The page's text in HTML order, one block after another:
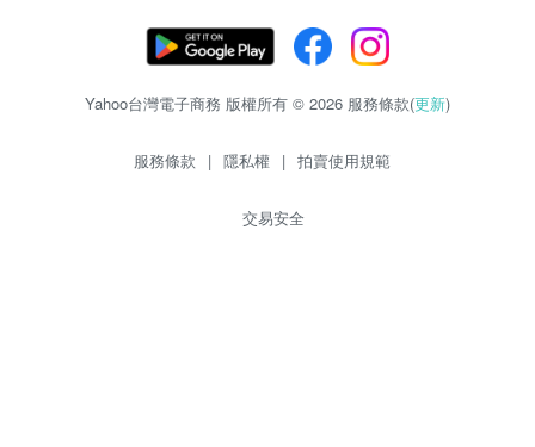
Yahoo台灣電子商務 版權所有 © 2026 服務條款(更新)
服務條款 | 隱私權 | 拍賣使用規範
交易安全